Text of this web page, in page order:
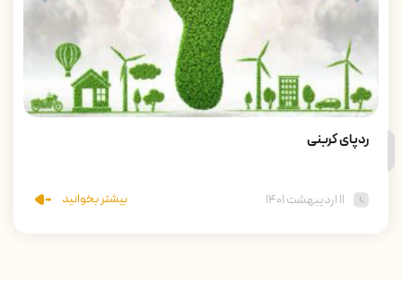
ردپای کربنی
۱۱ اردیبهشت ۱۴۰۱ بیشتر بخوانید